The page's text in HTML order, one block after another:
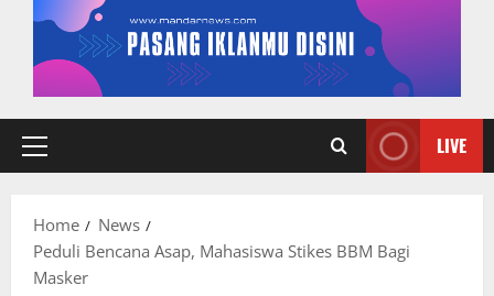
Primary
LIVE
Home
News
Peduli Bencana Asap, Mahasiswa Stikes BBM Bagi
Masker